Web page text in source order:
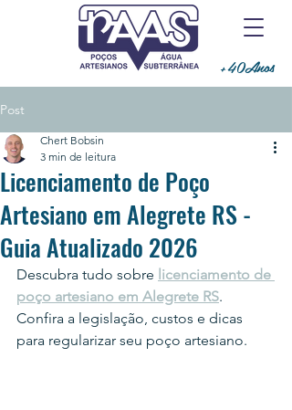
+40Anos
Post
Licenciamento de Poço
Artesiano em Alegrete RS -
Guia Atualizado 2026
Chert Bobsin
3 min de leitura
Descubra tudo sobre licenciamento de
poço artesiano em Alegrete RS.
Confira a legislação, custos e dicas
para regularizar seu poço artesiano.